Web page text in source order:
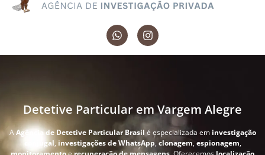
Detetive Particular em Vargem Alegre
AAgência de Detetive Particular Brasil é especializada em investigação
conjugal, investigações de WhatsApp, clonagem,espionagem,